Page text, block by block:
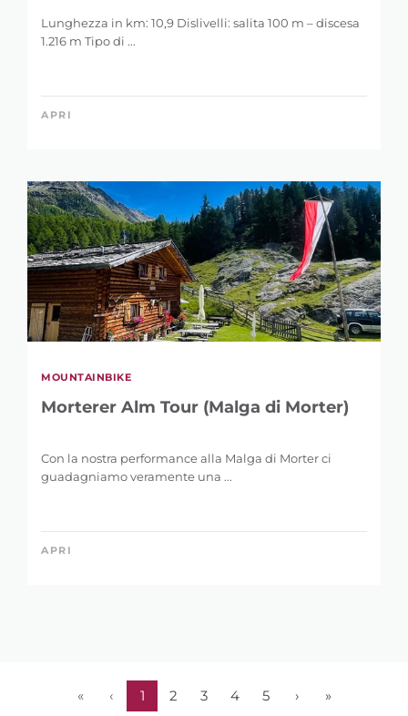
Lunghezza in km: 10,9 Dislivelli: salita 100 m – discesa
1.216 m Tipo di ...
APRI
MOUNTAINBIKE
Morterer Alm Tour (Malga di Morter)
Con la nostra performance alla Malga di Morter ci
guadagniamo veramente una ...
APRI
« ‹ 1 2 3 4 5 › »